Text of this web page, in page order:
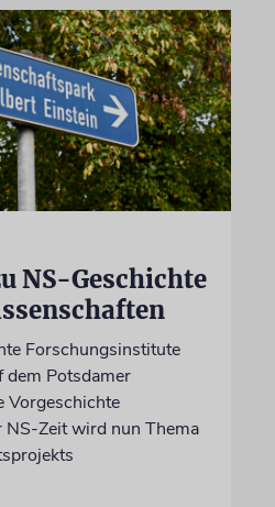
NS-Geschichte
Forschungsinstitute
dem Potsdamer
Vorgeschichte
NS-Zeit wird nun Thema